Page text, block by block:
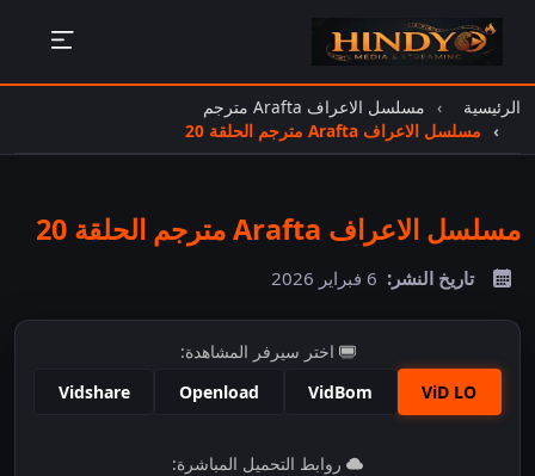
الرئيسية
مسلسل الاعراف Arafta مترجم
مسلسل الاعراف Arafta مترجم الحلقة 20
مسلسل الاعراف Arafta مترجم الحلقة 20
تاريخ النشر: 6 فبراير 2026
اختر سيرفر المشاهدة:
ViD LO
VidBom
Openload
Vidshare
اضغط للمشاهدة
روابط التحميل المباشرة: